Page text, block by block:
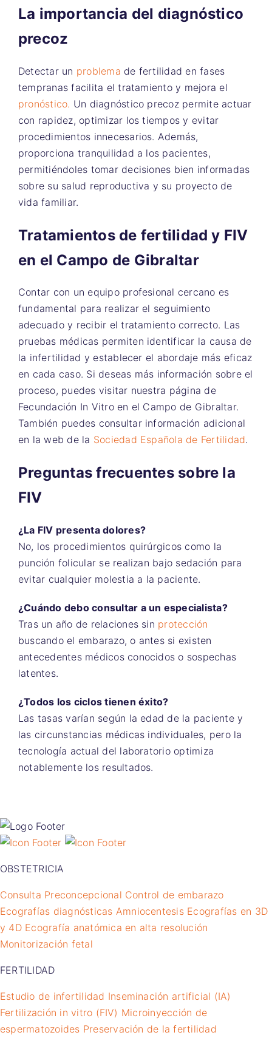
La importancia del diagnóstico
precoz
Detectar un problema de fertilidad en fases
tempranas facilita el tratamiento y mejora el
pronóstico. Un diagnóstico precoz permite actuar
con rapidez, optimizar los tiempos y evitar
procedimientos innecesarios. Además,
proporciona tranquilidad a los pacientes,
permitiéndoles tomar decisiones bien informadas
sobre su salud reproductiva y su proyecto de
vida familiar.
Tratamientos de fertilidad y FIV
en el Campo de Gibraltar
Contar con un equipo profesional cercano es
fundamental para realizar el seguimiento
adecuado y recibir el tratamiento correcto. Las
pruebas médicas permiten identificar la causa de
la infertilidad y establecer el abordaje más eficaz
en cada caso. Si deseas más información sobre el
proceso, puedes visitar nuestra página de
Fecundación In Vitro en el Campo de Gibraltar.
También puedes consultar información adicional
en la web de la Sociedad Española de Fertilidad.
Preguntas frecuentes sobre la
FIV
¿La FIV presenta dolores?
No, los procedimientos quirúrgicos como la
punción folicular se realizan bajo sedación para
evitar cualquier molestia a la paciente.
¿Cuándo debo consultar a un especialista?
Tras un año de relaciones sin protección
buscando el embarazo, o antes si existen
antecedentes médicos conocidos o sospechas
latentes.
¿Todos los ciclos tienen éxito?
Las tasas varían según la edad de la paciente y
las circunstancias médicas individuales, pero la
tecnología actual del laboratorio optimiza
notablemente los resultados.
OBSTETRICIA
Consulta Preconcepcional Control de embarazo
Ecografías diagnósticas Amniocentesis Ecografías en 3D
y 4D Ecografía anatómica en alta resolución
Monitorización fetal
FERTILIDAD
Estudio de infertilidad Inseminación artificial (IA)
Fertilización in vitro (FIV) Microinyección de
espermatozoides Preservación de la fertilidad